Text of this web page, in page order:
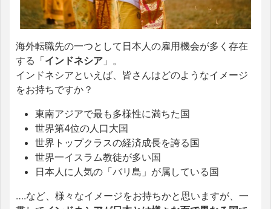
海外転職先の一つとして日本人の雇用機会が多く存在
する「インドネシア 」。
インドネシアといえば、皆さんはどのようなイメージ
をお持ちですか？
東南アジアで最も多様性に満ちた国
世界第4位の人口大国
世界トップクラスの経済成長を誇る国
世界一イスラム教徒が多い国
日本人に人気の「バリ島」が属している国
….など、様々なイメージをお持ちかと思いますが、一